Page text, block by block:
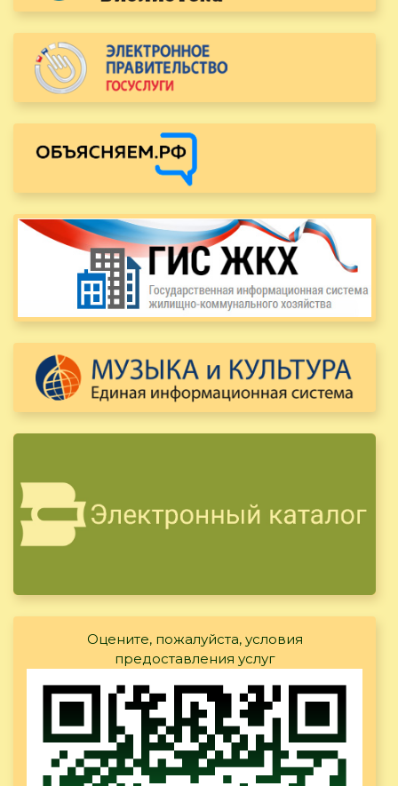
Оцените, пожалуйста, условия
предоставления услуг